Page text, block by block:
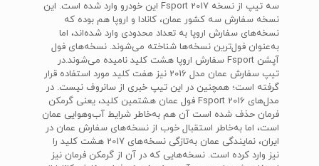
سه تیپ از نسخه 2017‌ Fsport‌ این خودرو وارد شده است. این
نسخه سفارش سه کشور عمان، کانادا و اروپا هم بوده که
نسخه‌های سفارش اروپا به تعداد محدودی وارد شده‌اند، اما
به‌عنوان فول‌ترین نسخه‌ها شناخته می‌شوند. نسخه‌های فول
آپشن Fsport سفارش اروپا هشت کلید نامیده می‌شوند.در
تیپ سفارش عمان مدل 2016 نیز هفت کلید مورد استفاده قرار
گرفته است؛ همچنین در این تیپ خبری از سانروف نیست. در
مدل‌های 2016‌‌ Fsport‌ فول عمان هشتمین کلید، یعنی گرمکن
فرمان حذف شده است آن هم به‌خاطر شرایط آب‌و‌هوایی عمان
است، اما به‌خاطر استقبال خوب از نسخه‌های سفارش عمان در
ایران، نمایندگی عمان به‌تازگی نسخه‌های 2017 هشت کلید را
نیز وارد کرده است. نسخه‌هایی که در آن از گرمکن فرمان نیز